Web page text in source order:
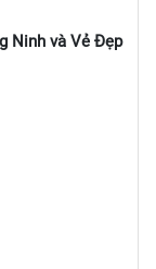
Ninh và Vẻ Đẹp